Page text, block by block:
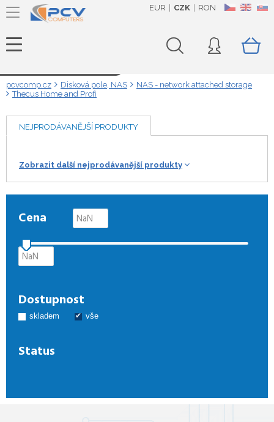
CZ EN SK
EUR CZK RON
pcvcomp.cz Disková pole, NAS
NAS - network attached storage
Thecus Home and Profi
NEJPRODÁVANĚJŠÍ PRODUKTY
Zobrazit další nejprodávanější produkty
Cena
Dostupnost
skladem vše
Status